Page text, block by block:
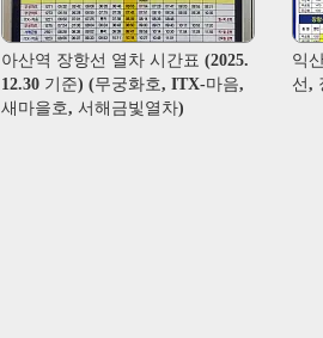
아산역 장항선 열차 시간표 (2025.
12.30 기준) (무궁화호, ITX-마음,
새마을호, 서해금빛열차)
익
선,